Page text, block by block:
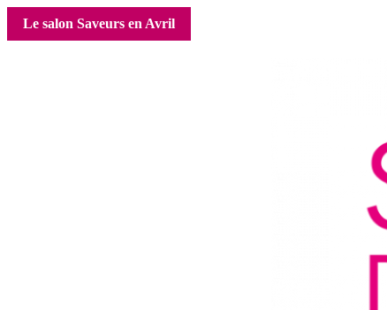
Le salon Saveurs en Avril